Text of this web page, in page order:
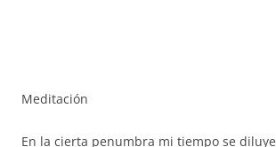
Meditación
En la cierta penumbra mi tiempo se diluye